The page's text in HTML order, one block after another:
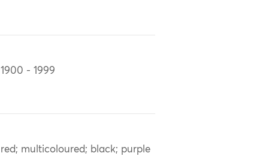
1900 - 1999
red; multicoloured; black; purple